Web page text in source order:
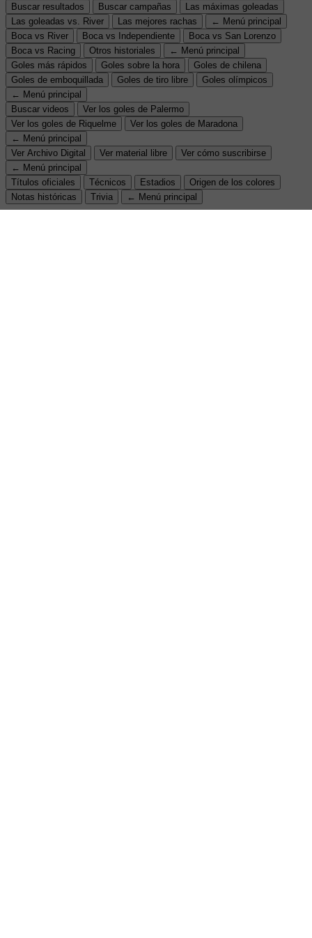
Buscar resultados
Buscar campañas
Las máximas goleadas
Las goleadas vs. River
Las mejores rachas
← Menú principal
Boca vs River
Boca vs Independiente
Boca vs San Lorenzo
Boca vs Racing
Otros historiales
← Menú principal
Goles más rápidos
Goles sobre la hora
Goles de chilena
Goles de emboquillada
Goles de tiro libre
Goles olímpicos
← Menú principal
Buscar videos
Ver los goles de Palermo
Ver los goles de Riquelme
Ver los goles de Maradona
← Menú principal
Ver Archivo Digital
Ver material libre
Ver cómo suscribirse
← Menú principal
Títulos oficiales
Técnicos Estadios
Origen de los colores
Notas históricas
Trivia ← Menú principal